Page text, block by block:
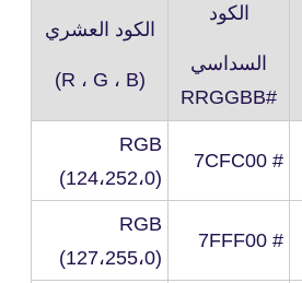
الكود
السداسي
#RRGGBB
الكود العشري
(R ، G ، B)
# 7CFC00
RGB
(124،252،0)
# 7FFF00
RGB
(127،255،0)